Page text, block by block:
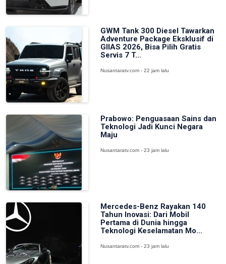
GWM Tank 300 Diesel Tawarkan
Adventure Package Eksklusif di
GIIAS 2026, Bisa Pilih Gratis
Servis 7 T...
Nusantaratv.com - 22 jam lalu
Prabowo: Penguasaan Sains dan
Teknologi Jadi Kunci Negara
Maju
Nusantaratv.com - 23 jam lalu
Mercedes-Benz Rayakan 140
Tahun Inovasi: Dari Mobil
Pertama di Dunia hingga
Teknologi Keselamatan Mo...
Nusantaratv.com - 23 jam lalu